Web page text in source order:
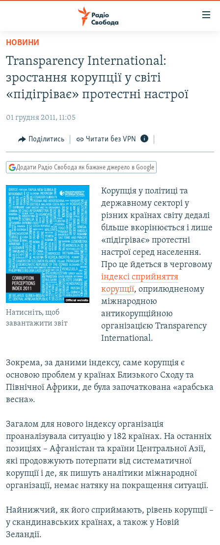
Перейти
основного
матеріалу
Перейти
до
основної
навігації
Перейти
до
пошуку
ВСЕ ЗА ДОБУ
СТАТТІ
ЕКОНОМІКА
СУСПІЛЬСТВО
УКРАЇНА
СВІТ
РОСІЙСЬКА «ФІЛЬТРАЦІЯ»
ДОНБАС.РЕАЛІЇ
ТИ ЯК?
СХЕМИ
КИТАЙ.ВИКЛИКИ
МУЛЬТИМЕДІА
ФОТО
СПЕЦПРОЄКТИ
ПОДКАСТИ
КРИМ РЕАЛІЇ
РУС
ДОЛУЧАЙСЯ!
Усі сайти RFE/RL
НОВИНИ
Transparency International:
зростання корупції у світі
«підігріває» протестні настрої
01 грудня 2011, 11:05
Поділитись Читати без VPN
Додати Радіо Свобода як бажане джерело в Google
Натисніть, щоб
завантажити звіт
Корупція у політиці та
державному секторі у
різних країнах світу дедалі
більше вкорінюється і лише
«підігріває» протестні
настрої серед населення.
Про це йдеться в черговому
індексі сприйняття
корупції, оприлюдненому
міжнародною
антикорупційною
організацією Transparency
International.
Зокрема, за даними індексу, саме корупція є
основою проблем у країнах Близького Сходу та
Північної Африки, де була започаткована «арабська
весна».
Загалом для нового індексу організація
проаналізувала ситуацію у 182 країнах. На останніх
позиціях – Афганістан та країни Центральної Азії,
які продовжують потерпати від систематичної
корупції і де, як пишуть аналітики міжнародної
організації, немає натяку на покращення ситуації.
Найнижчий, як його сприймають, рівень корупції –
у скандинавських країнах, а також у Новій
Зеландії.